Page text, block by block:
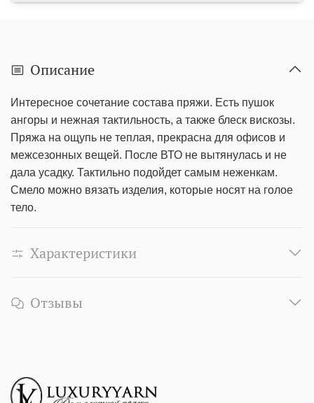
Описание
Интересное сочетание состава пряжи. Есть пушок
ангоры и нежная тактильность, а также блеск вискозы.
Пряжа на ощупь не теплая, прекрасна для офисов и
межсезонных вещей. После ВТО не вытянулась и не
дала усадку. Тактильно подойдет самым неженкам.
Смело можно вязать изделия, которые носят на голое
тело.
Характеристики
Отзывы